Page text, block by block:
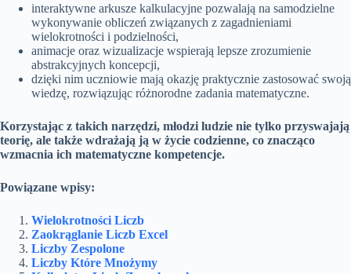
interaktywne arkusze kalkulacyjne pozwalają na samodzielne
wykonywanie obliczeń związanych z zagadnieniami
wielokrotności i podzielności,
animacje oraz wizualizacje wspierają lepsze zrozumienie
abstrakcyjnych koncepcji,
dzięki nim uczniowie mają okazję praktycznie zastosować swoją
wiedzę, rozwiązując różnorodne zadania matematyczne.
Korzystając z takich narzędzi, młodzi ludzie nie tylko przyswajają
teorię, ale także wdrażają ją w życie codzienne, co znacząco
wzmacnia ich matematyczne kompetencje.
Powiązane wpisy:
Wielokrotności Liczb
Zaokrąglanie Liczb Excel
Liczby Zespolone
Liczby Które Mnożymy